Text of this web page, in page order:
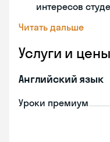
интересов
Читать дальше
Услуги и цены
Английский язык
Уроки премиум